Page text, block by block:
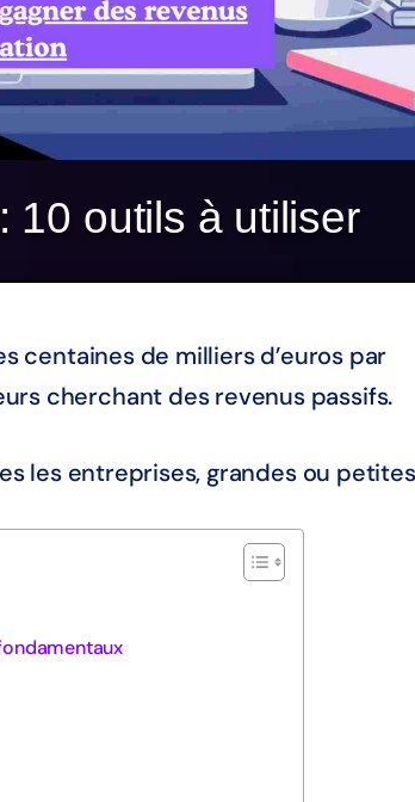
10 outils à utiliser
centaines de milliers d’euros par
cherchant des revenus passifs.
les entreprises, grandes ou